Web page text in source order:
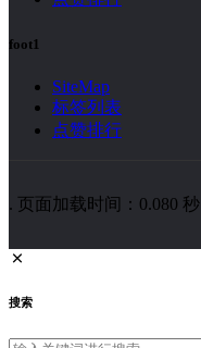
foot1
SiteMap
标签列表
点赞排行
. 页面加载时间：0.080 秒
搜索